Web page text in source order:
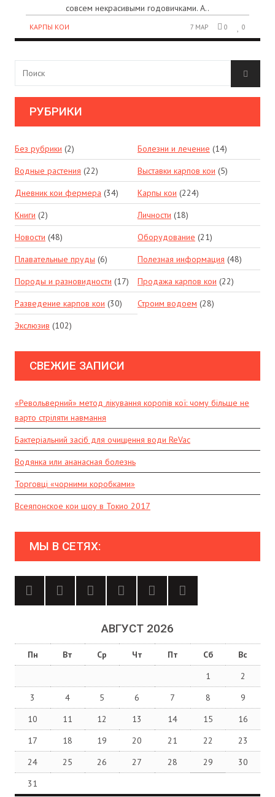
совсем некрасивыми годовичками. А..
КАРПЫ КОИ 7 МАР 0 0
РУБРИКИ
Без рубрики (2) Болезни и лечение (14)
Водные растения (22) Выставки карпов кои (5)
Дневник кои фермера (34) Карпы кои (224)
Книги (2) Личности (18)
Новости (48) Оборудование (21)
Плавательные пруды (6) Полезная информация (48)
Породы и разновидности (17) Продажа карпов кои (22)
Разведение карпов кои (30) Строим водоем (28)
Экслюзив (102)
СВЕЖИЕ ЗАПИСИ
«Револьверний» метод лікування коропів кої: чому більше не
варто стріляти навмання
Бактеріальний засіб для очищення води ReVac
Водянка или ананасная болезнь
Торговці «чорними коробками»
Всеяпонское кои шоу в Токио 2017
МЫ В СЕТЯХ:
АВГУСТ 2026
Пн Вт Ср Чт Пт Сб
Вс
1
2
3
4 5 6 7 8
9
10
11 12 13 14 15
16
17
18 19 20 21 22
23
24
25 26 27 28 29
30
31